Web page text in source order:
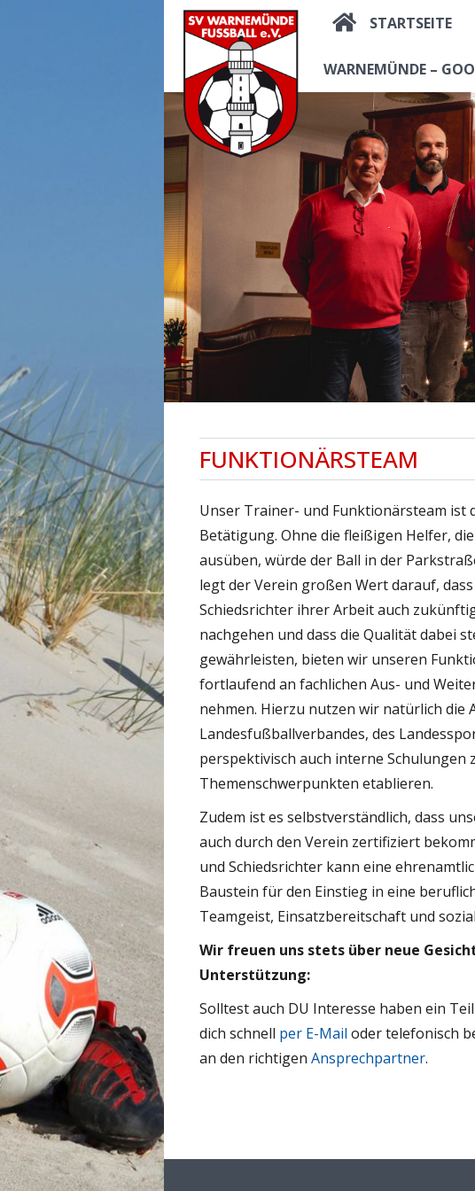
STARTSEITE
WARNEMÜNDE –
FUNKTIONÄRSTEAM
Unser Trainer- und Funktionärsteam ist
Betätigung. Ohne die fleißigen Helfer,
ausüben, würde der Ball in der
legt der Verein großen Wert darauf,
Schiedsrichter ihrer Arbeit auch
nachgehen und dass die Qualität dabei
gewährleisten, bieten wir unseren
fortlaufend an fachlichen Aus- und
nehmen. Hierzu nutzen wir natürlich die
Landesfußballverbandes, des
perspektivisch auch interne Schulungen
Themenschwerpunkten etablieren.
Zudem ist es selbstverständlich, dass
auch durch den Verein zertifiziert
und Schiedsrichter kann eine
Baustein für den Einstieg in eine
Teamgeist, Einsatzbereitschaft und
Wir freuen uns stets über neue
Unterstützung:
Solltest auch DU Interesse haben ein
dich schnell per E-Mail oder telefonisch
an den richtigen Ansprechpartner.